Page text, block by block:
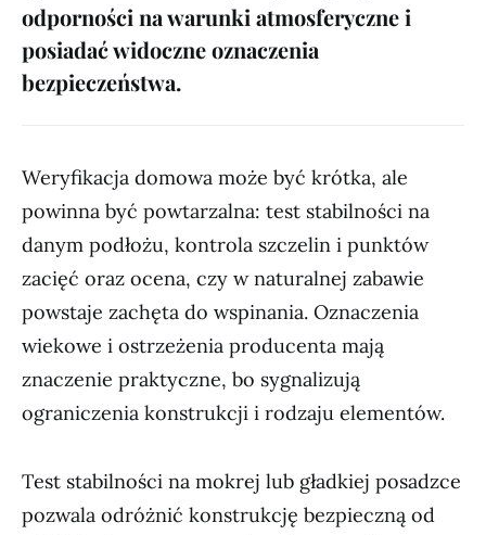
odporności na warunki atmosferyczne i
posiadać widoczne oznaczenia
bezpieczeństwa.
Weryfikacja domowa może być krótka, ale
powinna być powtarzalna: test stabilności na
danym podłożu, kontrola szczelin i punktów
zacięć oraz ocena, czy w naturalnej zabawie
powstaje zachęta do wspinania. Oznaczenia
wiekowe i ostrzeżenia producenta mają
znaczenie praktyczne, bo sygnalizują
ograniczenia konstrukcji i rodzaju elementów.
Test stabilności na mokrej lub gładkiej posadzce
pozwala odróżnić konstrukcję bezpieczną od